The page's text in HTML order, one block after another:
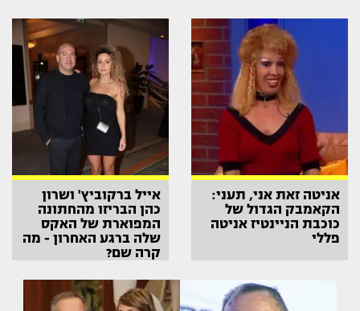
אניטה זאת אני, תעני:
הקאמבק הגדול של
כוכבת הניינטיז אניטה
פללי
אייל ברקוביץ' ושרון
כהן הבריזו מהחתונה
המפוארת של האקס
שלה ברגע האחרון - מה
קרה שם?